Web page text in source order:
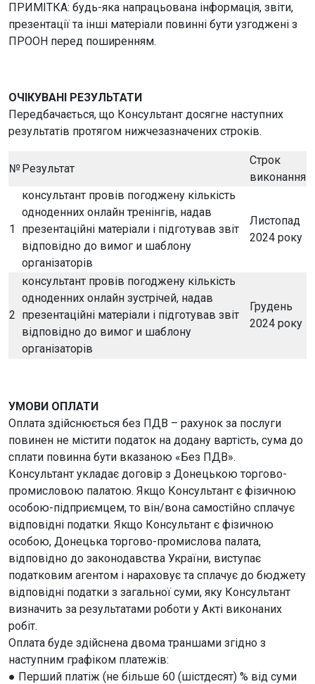
ПРИМІТКА: будь-яка напрацьована інформація, звіти,
презентації та інші матеріали повинні бути узгоджені з
ПРООН перед поширенням.
ОЧІКУВАНІ РЕЗУЛЬТАТИ
Передбачається, що Консультант досягне наступних
результатів протягом нижчезазначених строків.
№Результат
Строк
виконання
1
консультант провів погоджену кількість
одноденних онлайн тренінгів, надав
презентаційні матеріали і підготував звіт
відповідно до вимог и шаблону
організаторів
Листопад
2024 року
2
консультант провів погоджену кількість
одноденних онлайн зустрічей, надав
презентаційні матеріали і підготував звіт
відповідно до вимог и шаблону
організаторів
Грудень
2024 року
УМОВИ ОПЛАТИ
Оплата здійснюється без ПДВ – рахунок за послуги
повинен не містити податок на додану вартість, сума до
сплати повинна бути вказаною «Без ПДВ».
Консультант укладає договір з Донецькою торгово-
промисловою палатою. Якщо Консультант є фізичною
особою-підприємцем, то він/вона самостійно сплачує
відповідні податки. Якщо Консультант є фізичною
особою, Донецька торгово-промислова палата,
відповідно до законодавства України, виступає
податковим агентом і нараховує та сплачує до бюджету
відповідні податки з загальної суми, яку Консультант
визначить за результатами роботи у Акті виконаних
робіт.
Оплата буде здійснена двома траншами згідно з
наступним графіком платежів:
● Перший платіж (не більше 60 (шістдесят) % від суми